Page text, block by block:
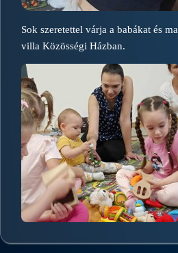
Sok szeretettel várja a babákat és
villa Közösségi Házban.